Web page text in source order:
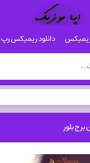
ریمیکس دانلود ریمیکس رپ
بلور